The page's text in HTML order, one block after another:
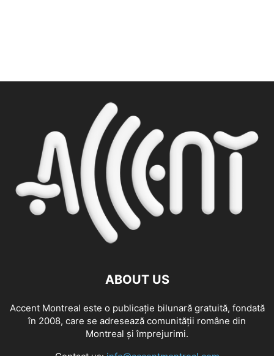
ABOUT US
Accent Montreal este o publicație bilunară gratuită, fondată
în 2008, care se adresează comunităţii române din
Montreal şi împrejurimi.